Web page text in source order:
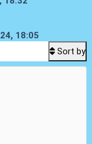
18:05
Sort by